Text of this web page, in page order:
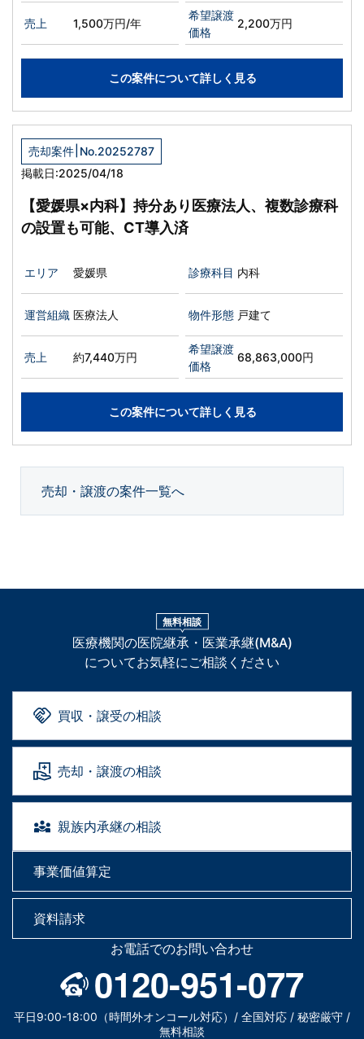
売上 1,500万円/年
希望譲渡
価格
2,200万円
この案件について詳しく見る
売却案件 No.20252787
掲載日:2025/04/18
【愛媛県×内科】持分あり医療法人、複数診療科
の設置も可能、CT導入済
エリア 愛媛県 診療科目 内科
運営組織 医療法人 物件形態 戸建て
売上 約7,440万円
希望譲渡
価格
68,863,000円
この案件について詳しく見る
売却・譲渡の案件一覧へ
無料相談
医療機関の医院継承・医業承継(M&A)
についてお気軽にご相談ください
買収・譲受の相談
売却・譲渡の相談
親族内承継の相談
事業価値算定
資料請求
お電話でのお問い合わせ
0120-951-077
平日9:00-18:00（時間外オンコール対応）/ 全国対応 / 秘密厳守 /
無料相談